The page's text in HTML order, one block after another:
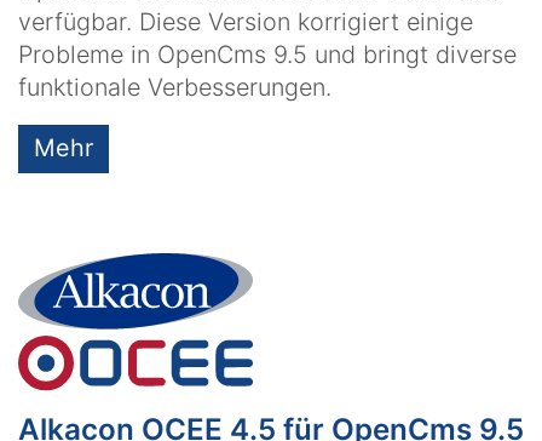
verfügbar. Diese Version korrigiert einige
Probleme in OpenCms 9.5 und bringt diverse
funktionale Verbesserungen.
Mehr
Alkacon OCEE 4.5 für OpenCms 9.5